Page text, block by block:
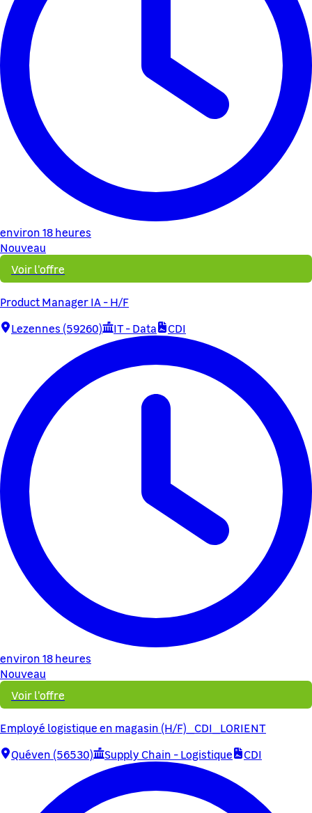
environ 18 heures
Nouveau
Voir l'offre
Product Manager IA - H/F
Lezennes (59260)
IT - Data CDI
environ 18 heures
Nouveau
Voir l'offre
Employé logistique en magasin (H/F)_CDI_LORIENT
Quéven (56530)
Supply Chain - Logistique CDI